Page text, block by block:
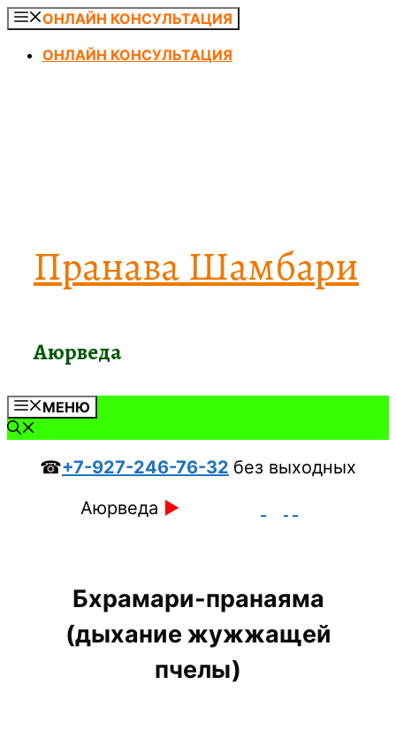
Перейти
содержимому
ОНЛАЙН КОНСУЛЬТАЦИЯ
ОНЛАЙН КОНСУЛЬТАЦИЯ
Пранава Шамбари
Аюрведа
МЕНЮ
☎+7-927-246-76-32 без выходных
Аюрведа ►
Бхрамари-пранаяма
(дыхание жужжащей
пчелы)